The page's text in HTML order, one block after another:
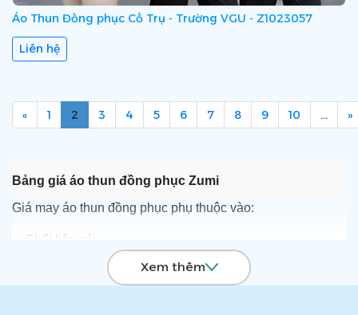
Áo Thun Đồng phục Cổ Trụ - Trường VGU - Z1023057
Liên hệ
« 1 2 3 4 5 6 7 8 9 10 … »
Bảng giá áo thun đồng phục Zumi
Giá may áo thun đồng phục phụ thuộc vào:
Chất liệu vải
Số lượng áo đặt mayXem thêm